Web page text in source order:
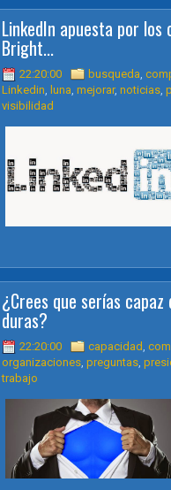
LinkedIn apuesta por los
Bright...
22:20:00 busqueda,
Linkedin, luna, mejorar, noticias,
visibilidad
¿Crees que serías
duras?
22:20:00 capacidad ,
organizaciones, preguntas,
trabajo